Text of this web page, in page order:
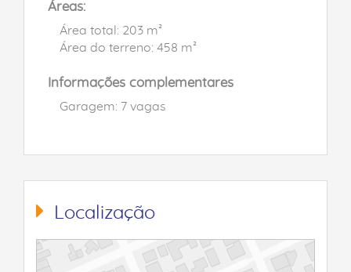
Áreas:
Área total: 203 m²
Área do terreno: 458 m²
Informações complementares
Garagem: 7 vagas
Localização